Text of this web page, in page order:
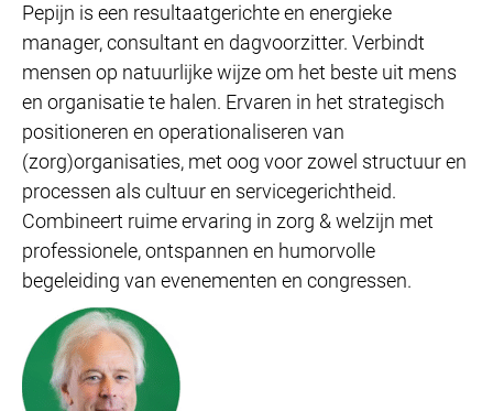
Pepijn is een resultaatgerichte en energieke
manager, consultant en dagvoorzitter. Verbindt
mensen op natuurlijke wijze om het beste uit mens
en organisatie te halen. Ervaren in het strategisch
positioneren en operationaliseren van
(zorg)organisaties, met oog voor zowel structuur en
processen als cultuur en servicegerichtheid.
Combineert ruime ervaring in zorg & welzijn met
professionele, ontspannen en humorvolle
begeleiding van evenementen en congressen.